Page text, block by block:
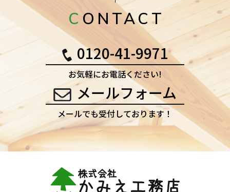
CONTACT
0120-41-9971
お気軽にお電話ください!
メールフォーム
メールでも受付しております！